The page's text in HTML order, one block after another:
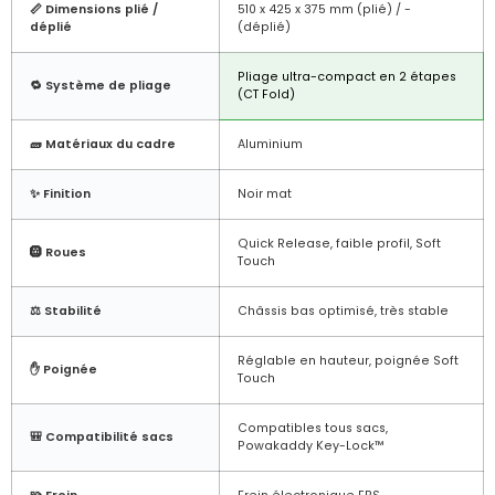
📏 Dimensions plié /
déplié
510 x 425 x 375 mm (plié) / -
(déplié)
🔁 Système de pliage
Pliage ultra-compact en 2 étapes
(CT Fold)
🧱 Matériaux du cadre Aluminium
✨ Finition Noir mat
🛞 Roues
Quick Release, faible profil, Soft
Touch
⚖️ Stabilité Châssis bas optimisé, très stable
✋ Poignée
Réglable en hauteur, poignée Soft
Touch
🎒 Compatibilité sacs
Compatibles tous sacs,
Powakaddy Key-Lock™